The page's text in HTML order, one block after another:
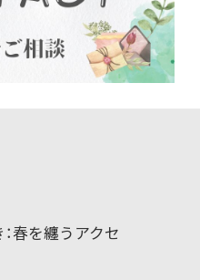
春を纏うアクセ